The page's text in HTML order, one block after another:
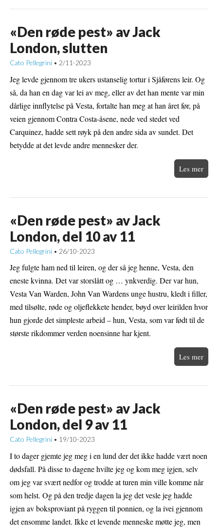
«Den røde pest» av Jack
London, slutten
Cato Pellegrini • 2/11-2023
Jeg levde gjennom tre ukers ustanselig tortur i Sjåførens leir. Og
så, da han en dag var lei av meg, eller av det han mente var min
dårlige innflytelse på Vesta, fortalte han meg at han året før, på
veien gjennom Contra Costa-åsene, nede ved stedet ved
Carquinez, hadde sett røyk på den andre sida av sundet. Det
betydde at det levde andre mennesker der.
Les mer
«Den røde pest» av Jack
London, del 10 av 11
Cato Pellegrini • 26/10-2023
Jeg fulgte ham ned til leiren, og der så jeg henne, Vesta, den
eneste kvinna. Det var storslått og … ynkverdig. Der var hun,
Vesta Van Warden, John Van Wardens unge hustru, kledt i filler,
med tilsølte, røde og oljeflekkete hender, bøyd over leirilden hvor
hun gjorde det simpleste arbeid – hun, Vesta, som var født til de
største rikdommer verden noensinne har kjent.
Les mer
«Den røde pest» av Jack
London, del 9 av 11
Cato Pellegrini • 19/10-2023
I to dager gjemte jeg meg i en lund der det ikke hadde vært noen
dødsfall. På disse to dagene hvilte jeg og kom meg igjen, selv
om jeg var svært nedfor og trodde at turen min ville komme når
som helst. Og på den tredje dagen la jeg det vesle jeg hadde
igjen av boksproviant på ryggen til ponnien, og la ivei gjennom
det ensomme landet. Ikke et levende menneske møtte jeg, men